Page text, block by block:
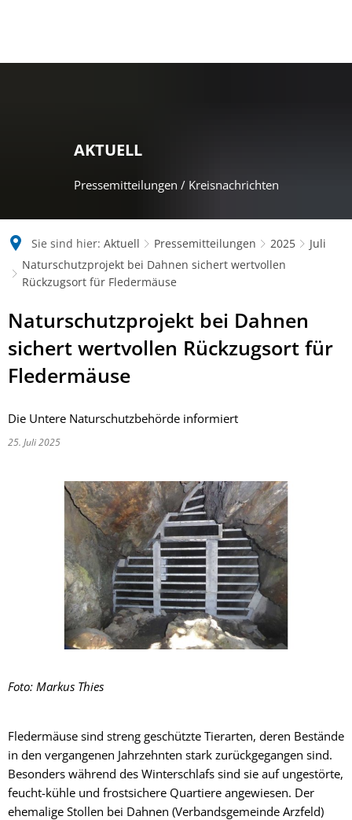
AKTUELL
Pressemitteilungen / Kreisnachrichten
Sie sind hier: Aktuell Pressemitteilungen 2025
Juli
Naturschutzprojekt bei Dahnen sichert wertvollen
Rückzugsort für Fledermäuse
Naturschutzprojekt bei Dahnen
sichert wertvollen Rückzugsort für
Fledermäuse
Die Untere Naturschutzbehörde informiert
25. Juli 2025
Foto: Markus Thies
Fledermäuse sind streng geschützte Tierarten, deren Bestände
in den vergangenen Jahrzehnten stark zurückgegangen sind.
Besonders während des Winterschlafs sind sie auf ungestörte,
feucht-kühle und frostsichere Quartiere angewiesen. Der
ehemalige Stollen bei Dahnen (Verbandsgemeinde Arzfeld)